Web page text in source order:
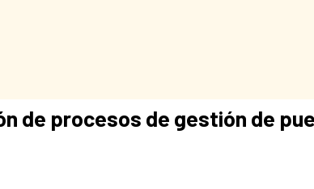
de procesos de gestión de